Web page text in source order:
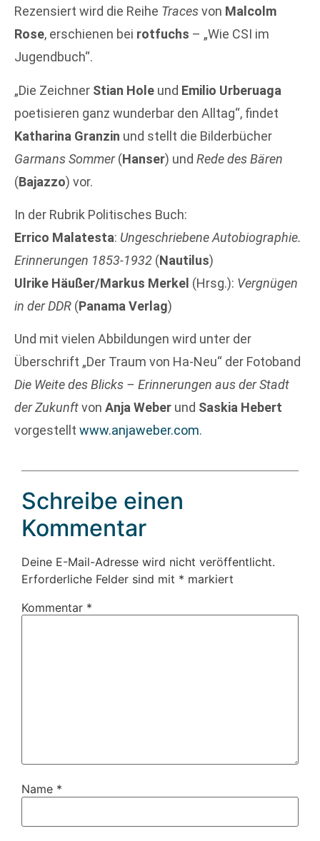
Rezensiert wird die Reihe Tracesvon Malcolm
Rose, erschienen bei rotfuchs – „Wie CSI im
Jugendbuch“.
„Die Zeichner Stian Hole und Emilio Urberuaga
poetisieren ganz wunderbar den Alltag“, findet
Katharina Granzin und stellt die Bilderbücher
Garmans Sommer(Hanser) und Rede des Bären
(Bajazzo) vor.
In der Rubrik Politisches Buch:
Errico Malatesta: Ungeschriebene Autobiographie.
Erinnerungen 1853-1932 (Nautilus)
Ulrike Häußer/Markus Merkel (Hrsg.): Vergnügen
in der DDR (Panama Verlag)
Und mit vielen Abbildungen wird unter der
Überschrift „Der Traum von Ha-Neu“ der Fotoband
Die Weite des Blicks – Erinnerungen aus der Stadt
der Zukunftvon Anja Weber und Saskia Hebert
vorgestellt www.anjaweber.com.
Schreibe einen
Kommentar
Deine E-Mail-Adresse wird nicht veröffentlicht.
Erforderliche Felder sind mit * markiert
Kommentar *
Name *